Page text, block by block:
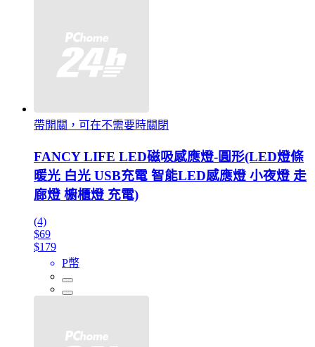
帶開關，可在不需要時關閉
FANCY LIFE LED磁吸感應燈-圓形(LED燈條
暖光 白光 USB充電 智能LED感應燈 小夜燈 走
廊燈 櫥櫃燈 充電)
(4)
$69
$179
P幣